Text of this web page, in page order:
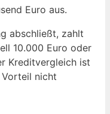
Euro aus.
abschließt, zahlt
10.000 Euro oder
Kreditvergleich ist
nicht